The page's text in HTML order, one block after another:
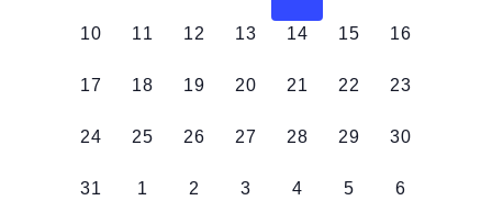
0
10
0
11
0
12
0
13
0
14
0
15
0
16
0
17
0
18
0
19
0
20
0
21
0
22
0
23
0
24
0
25
0
26
0
27
0
28
0
29
0
30
0
31
0
1
0
2
0
3
0
4
0
5
0
6